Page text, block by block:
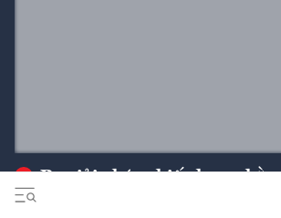
Ba giải pháp chiến lược
xuất khẩu 74 tỷ USD